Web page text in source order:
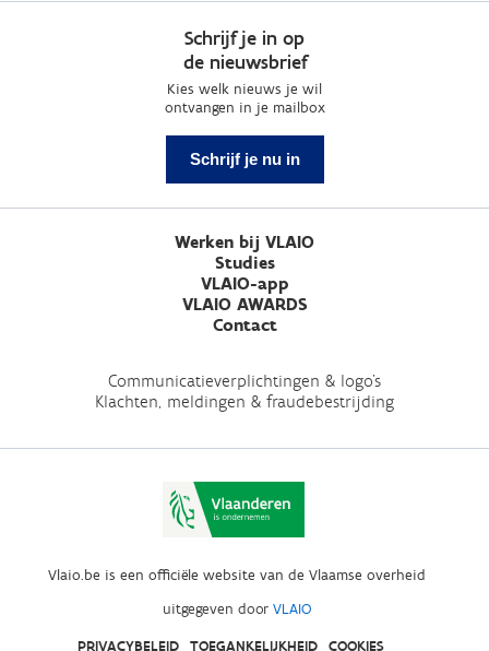
Schrijf je in op
de nieuwsbrief
Kies welk nieuws je wil
ontvangen in je mailbox
Schrijf je nu in
Werken bij VLAIO
Studies
VLAIO-app
VLAIO AWARDS
Contact
Communicatieverplichtingen & logo's
Klachten, meldingen & fraudebestrijding
Vlaio.be is een officiële website van de Vlaamse overheid
uitgegeven door VLAIO
PRIVACYBELEID TOEGANKELIJKHEID COOKIES